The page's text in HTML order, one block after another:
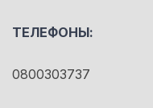
ТЕЛЕФОНЫ:
0800303737